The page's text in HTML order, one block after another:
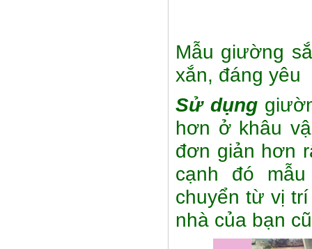
Mẫu giường
xắn, đáng yêu
Sử dụng
hơn ở khâu
đơn giản hơn
cạnh đó
chuyển từ vị
nhà của bạn